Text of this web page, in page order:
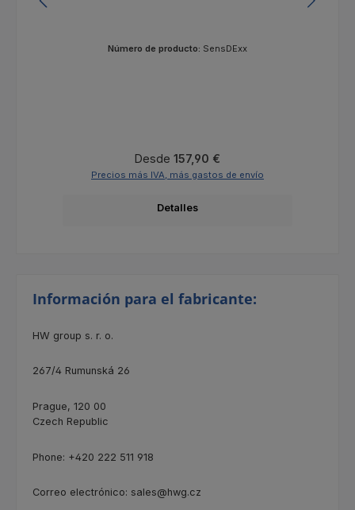
Número de producto: SensDExx
Precio normal:
Desde 157,90 €
Precios más IVA, más gastos de envío
Detalles
Información para el fabricante:
HW group s. r. o.
267/4 Rumunská 26
Prague, 120 00
Czech Republic
Phone: +420 222 511 918
Correo electrónico: sales@hwg.cz